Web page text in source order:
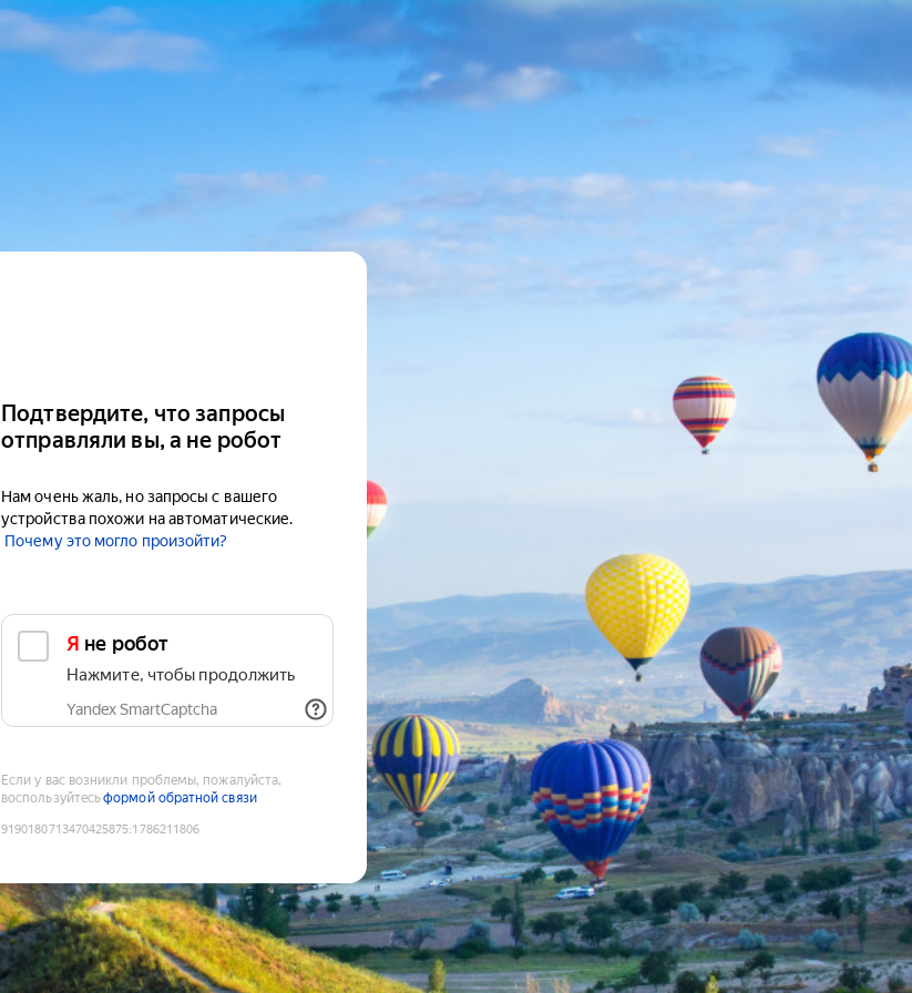
Подтвердите, что запросы
отправляли вы, а не робот
Нам очень жаль, но запросы с вашего
устройства похожи на автоматические.
Почему это могло произойти?
Я не робот
Нажмите, чтобы продолжить
Yandex SmartCaptcha
Если у вас возникли проблемы, пожалуйста,
воспользуйтесьформой обратной связи
9190180713470425875:1786211806